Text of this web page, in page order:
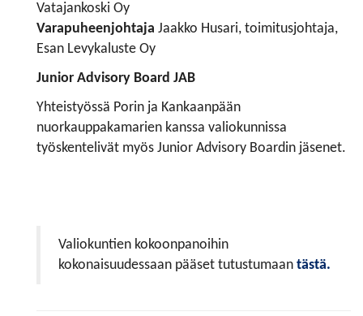
Vatajankoski Oy
Varapuheenjohtaja Jaakko Husari, toimitusjohtaja,
Esan Levykaluste Oy
Junior Advisory Board JAB
Yhteistyössä Porin ja Kankaanpään
nuorkauppakamarien kanssa valiokunnissa
työskentelivät myös Junior Advisory Boardin jäsenet.
Valiokuntien kokoonpanoihin
kokonaisuudessaan pääset tutustumaan tästä.